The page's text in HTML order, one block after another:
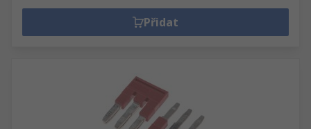
Přidat